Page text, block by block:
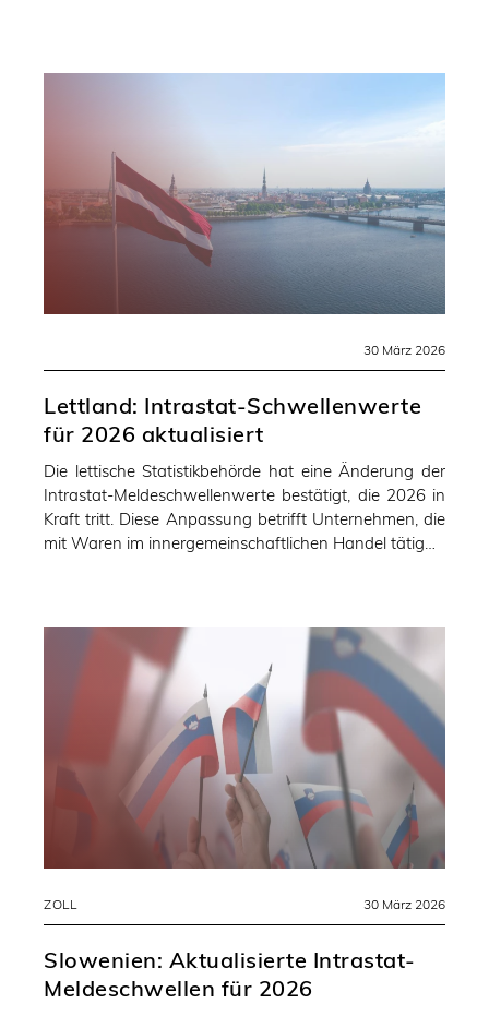
30 März 2026
Lettland: Intrastat-Schwellenwerte
für 2026 aktualisiert
Die lettische Statistikbehörde hat eine Änderung der
Intrastat-Meldeschwellenwerte bestätigt, die 2026 in
Kraft tritt. Diese Anpassung betrifft Unternehmen, die
mit Waren im innergemeinschaftlichen Handel tätig…
ZOLL 30 März 2026
Slowenien: Aktualisierte Intrastat-
Meldeschwellen für 2026